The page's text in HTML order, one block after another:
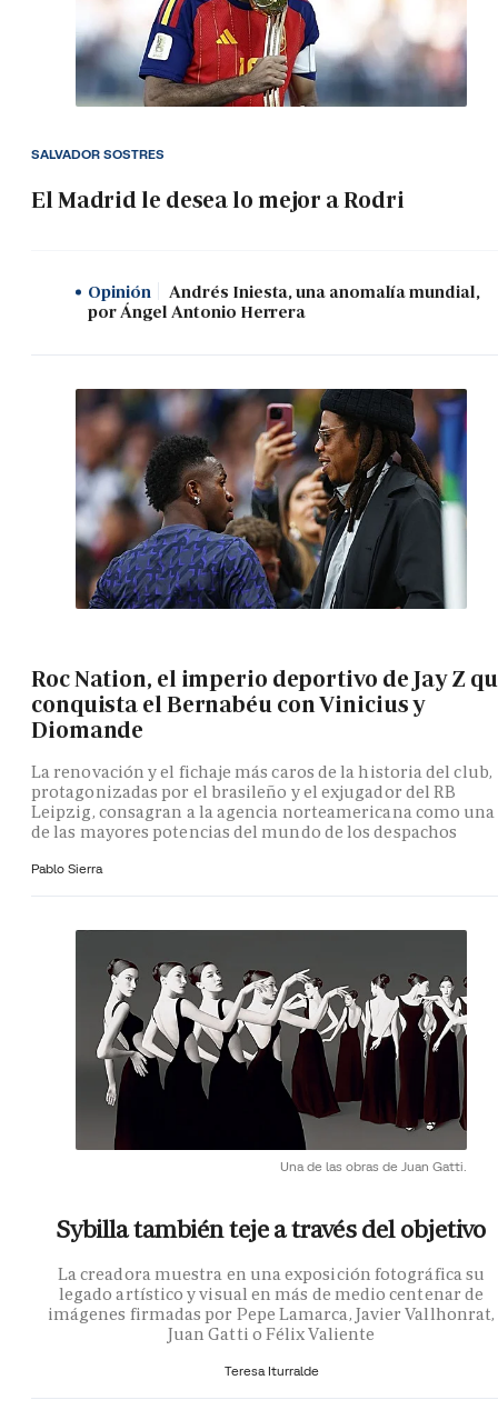
El Madrid le desea lo mejor a Rodri
SALVADOR SOSTRES
Opinión
Andrés Iniesta, una anomalía mundial,
por Ángel Antonio Herrera
Roc Nation, el imperio deportivo de Jay Z
conquista el Bernabéu con Vinicius y
Diomande
La renovación y el fichaje más caros de la historia del club,
protagonizadas por el brasileño y el exjugador del RB
Leipzig, consagran a la agencia norteamericana como una
de las mayores potencias del mundo de los despachos
Pablo Sierra
Una de las obras de Juan Gatti.
Sybilla también teje a través del objetivo
La creadora muestra en una exposición fotográfica su
legado artístico y visual en más de medio centenar de
imágenes firmadas por Pepe Lamarca, Javier Vallhonrat,
Juan Gatti o Félix Valiente
Teresa Iturralde